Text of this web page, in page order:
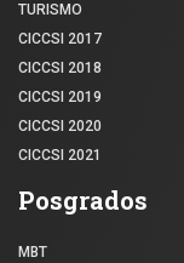
TURISMO
CICCSI 2017
CICCSI 2018
CICCSI 2019
CICCSI 2020
CICCSI 2021
Posgrados
MBT